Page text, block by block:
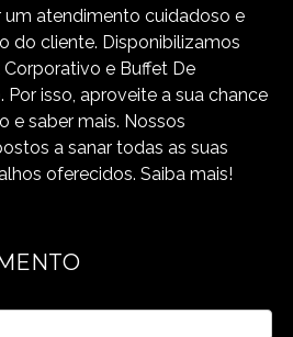
atendimento cuidadoso e
do cliente. Disponibilizamos
e Buffet De
Por isso, aproveite a sua chance
e saber mais. Nossos
a sanar todas as suas
oferecidos. Saiba mais!